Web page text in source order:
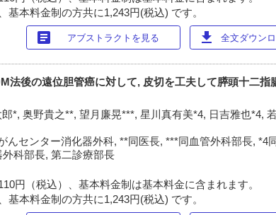
基本料金制の方共に1,243円(税込) です。
article アブストラクトを見る download 全文ダウン
法後の遠位胆管癌に対して, 皮切を工夫して膵頭十二指
*, 奥野貴之**, 望月廉晃***, 星川真有美*4, 日吉雅也*4,
んセンター消化器外科, **同医長, ***同血管外科部長, *4
科部長, 第二診療部長
円（税込）、基本料金制は基本料金に含まれます。
基本料金制の方共に1,243円(税込) です。